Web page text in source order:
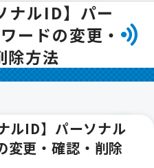
ナルID】パー
ードの変更・
除方法
ルID】パーソナル
変更・確認・削除